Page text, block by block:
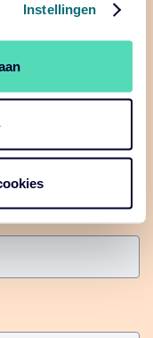
Instellingen
scenario’s in de
kansen en risico’s